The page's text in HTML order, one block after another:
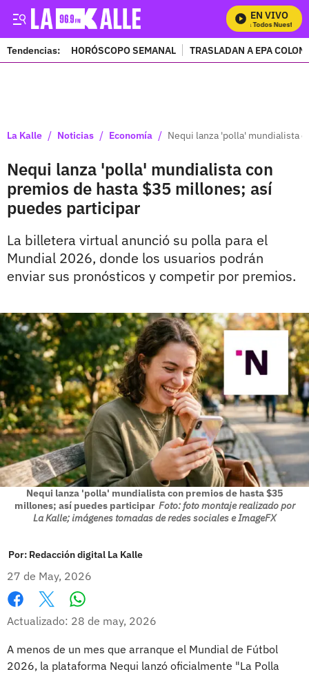
EN VIVO
Mira Todos Nuestros
Tendencias: HORÓSCOPO SEMANAL TRASLADAN A EPA
La Kalle / Noticias / Economía / Nequi lanza 'polla' mundialista
Nequi lanza 'polla' mundialista con
premios de hasta $35 millones; así
puedes participar
La billetera virtual anunció su polla para el
Mundial 2026, donde los usuarios podrán
enviar sus pronósticos y competir por premios.
Nequi lanza 'polla' mundialista con premios de hasta $35
millones; así puedes participar Foto: foto montaje realizado por
La Kalle; imágenes tomadas de redes sociales e ImageFX
Por: Redacción digital La Kalle
27 de May, 2026
Facebook
X
Actualizado: 28 de may, 2026
A menos de un mes que arranque el Mundial de Fútbol
2026, la plataforma Nequi lanzó oficialmente "La Polla